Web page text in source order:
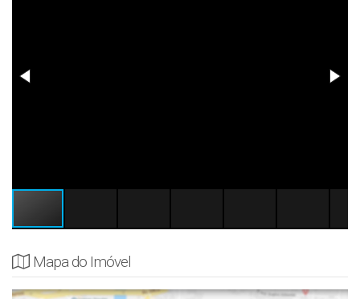
Mapa do Imóvel